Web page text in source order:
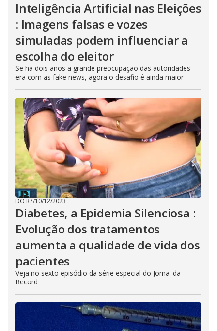
Inteligência Artificial nas Eleições
: Imagens falsas e vozes
simuladas podem influenciar a
escolha do eleitor
Se há dois anos a grande preocupação das autoridades
era com as fake news, agora o desafio é ainda maior
DO R7/10/12/2023
Diabetes, a Epidemia Silenciosa :
Evolução dos tratamentos
aumenta a qualidade de vida dos
pacientes
Veja no sexto episódio da série especial do Jornal da
Record